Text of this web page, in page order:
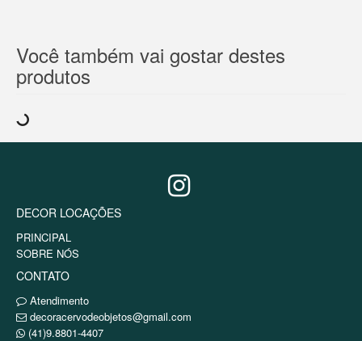
Você também vai gostar destes
produtos
DECOR LOCAÇÕES
PRINCIPAL
SOBRE NÓS
CONTATO
Atendimento
decoracervodeobjetos@gmail.com
(41)9.8801-4407